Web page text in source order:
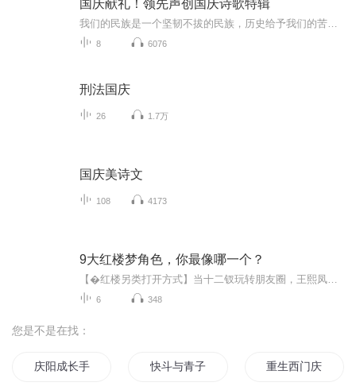
国庆献礼！领先声创国庆诗歌特辑
8 6076
刑法国庆
26 1.7万
国庆美诗文
108 4173
9大红楼梦角色，你最像哪一个？
6 348
您是不是在找：
庆阳成长手札 快斗与青子的情人节 重生西门庆